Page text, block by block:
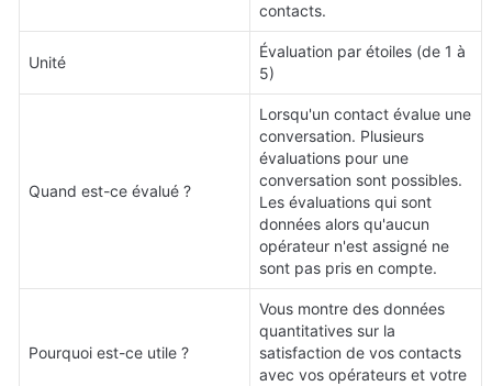
contacts.
Unité
Évaluation par étoiles (de 1 à
5)
Quand est-ce évalué ?
Lorsqu'un contact évalue une
conversation. Plusieurs
évaluations pour une
conversation sont possibles.
Les évaluations qui sont
données alors qu'aucun
opérateur n'est assigné ne
sont pas pris en compte.
Pourquoi est-ce utile ?
Vous montre des données
quantitatives sur la
satisfaction de vos contacts
avec vos opérateurs et votre